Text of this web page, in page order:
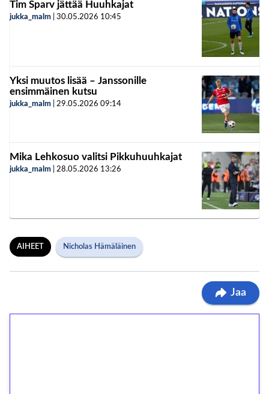
Tim Sparv jättää Huuhkajat
jukka_malm 30.05.2026 10:45
Yksi muutos lisää – Janssonille
ensimmäinen kutsu
jukka_malm 29.05.2026 09:14
Mika Lehkosuo valitsi Pikkuhuuhkajat
jukka_malm 28.05.2026 13:26
AIHEET Nicholas Hämäläinen
Jaa